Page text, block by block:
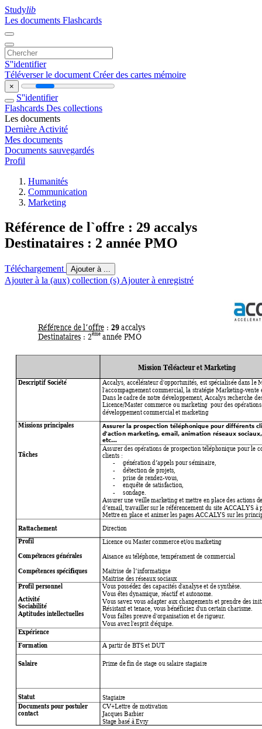
Studylib
Les documents Flashcards
S''identifier
Téléverser le document Créer des cartes mémoire
×
S''identifier
Flashcards Des collections
Les documents
Dernière Activité
Mes documents
Documents sauvegardés
Profil
Humanités
Communication
Marketing
Référence de l`offre : 29 accalys
Destinataires : 2 année PMO
Téléchargement Ajouter à ...
Ajouter à la (aux) collection (s) Ajouter à enregistré
Référence de l’offre : 29 accalys
Destinataires : 2ème année PMO
  Mission Téléacteur et Marketing
Descriptif Société Accalys, accélérateur d'opportunités, est spécialisée dans le
l'accompagnement commercial, la stratégie Marketing-
Dans le cadre de notre développement, Accalys recherche
Licence/Master commerce ou marketing  pour des
développement commercial et marketing
Missions principales
Tâches
Assurer la prospection téléphonique pour différents
d’action marketing, email, animation réseaux
etc…
Assurer des opérations de prospection téléphonique pour le
clients :
-
génération d’appels pour séminaire,
- détection de projets,
- prise de rendez-vous,
- enquête de satisfaction,
- sondage.
Assurer une veille marketing et mettre en place des actions
d’email, travailler sur le référencement du site ACCALYS à
Mettre en place et animer les pages ACCALYS sur les
Rattachement Direction
Profil
Compétences générales
Compétences spécifiques
Licence ou Master commerce et/ou marketing
Aisance au téléphone, tempérament de commercial
Maitrise de l’informatique
Maitrise des réseaux sociaux
Profil personnel
Activité
Sociabilité
Aptitudes intellectuelles
Vous possédez des capacités d'analyse et de synthèse.
Vous êtes dynamique, réactif et autonome.
Vous savez vous adapter aux changements et prendre des
Résistant et tenace, vous bénéficiez d'un certain charisme.
Vous faîtes preuve d'organisation et de rigueur.
Vous avez l'esprit d'équipe.
Expérience
Formation
A partir de BTS et DUT
Salaire Prime de fin de stage ou salaire stagiaire
Statut Stagiaire
Documents pour postuler
contact
CV+Lettre de motivation
Jacques Barbier
Stage basé à Evry